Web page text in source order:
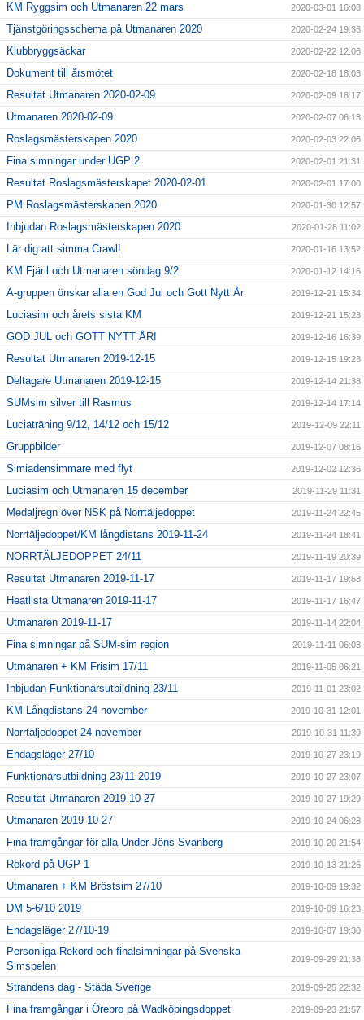
KM Ryggsim och Utmanaren 22 mars 2020-03-01 16:08
Tjänstgöringsschema på Utmanaren 2020 2020-02-24 19:36
Klubbryggsäckar 2020-02-22 12:06
Dokument till årsmötet 2020-02-18 18:03
Resultat Utmanaren 2020-02-09 2020-02-09 18:17
Utmanaren 2020-02-09 2020-02-07 06:13
Roslagsmästerskapen 2020 2020-02-03 22:06
Fina simningar under UGP 2 2020-02-01 21:31
Resultat Roslagsmästerskapet 2020-02-01 2020-02-01 17:00
PM Roslagsmästerskapen 2020 2020-01-30 12:57
Inbjudan Roslagsmästerskapen 2020 2020-01-28 11:02
Lär dig att simma Crawl! 2020-01-16 13:52
KM Fjäril och Utmanaren söndag 9/2 2020-01-12 14:16
A-gruppen önskar alla en God Jul och Gott Nytt År 2019-12-21 15:34
Luciasim och årets sista KM 2019-12-21 15:23
GOD JUL och GOTT NYTT ÅR! 2019-12-16 16:39
Resultat Utmanaren 2019-12-15 2019-12-15 19:23
Deltagare Utmanaren 2019-12-15 2019-12-14 21:38
SUMsim silver till Rasmus 2019-12-14 17:14
Luciaträning 9/12, 14/12 och 15/12 2019-12-09 22:11
Gruppbilder 2019-12-07 08:16
Simiadensimmare med flyt 2019-12-02 12:36
Luciasim och Utmanaren 15 december 2019-11-29 11:31
Medaljregn över NSK på Norrtäljedoppet 2019-11-24 22:45
Norrtäljedoppet/KM långdistans 2019-11-24 2019-11-24 18:41
NORRTÄLJEDOPPET 24/11 2019-11-19 20:39
Resultat Utmanaren 2019-11-17 2019-11-17 19:58
Heatlista Utmanaren 2019-11-17 2019-11-17 16:47
Utmanaren 2019-11-17 2019-11-14 22:04
Fina simningar på SUM-sim region 2019-11-11 06:03
Utmanaren + KM Frisim 17/11 2019-11-05 06:21
Inbjudan Funktionärsutbildning 23/11 2019-11-01 23:02
KM Långdistans 24 november 2019-10-31 12:01
Norrtäljedoppet 24 november 2019-10-31 11:39
Endagsläger 27/10 2019-10-27 23:19
Funktionärsutbildning 23/11-2019 2019-10-27 23:07
Resultat Utmanaren 2019-10-27 2019-10-27 19:29
Utmanaren 2019-10-27 2019-10-24 06:28
Fina framgångar för alla Under Jöns Svanberg 2019-10-20 21:54
Rekord på UGP 1 2019-10-13 21:26
Utmanaren + KM Bröstsim 27/10 2019-10-09 19:32
DM 5-6/10 2019 2019-10-09 16:23
Endagsläger 27/10-19 2019-10-07 19:30
Personliga Rekord och finalsimningar på Svenska
Simspelen
2019-09-29 21:38
Strandens dag - Städa Sverige 2019-09-25 22:32
Fina framgångar i Örebro på Wadköpingsdoppet 2019-09-23 21:57